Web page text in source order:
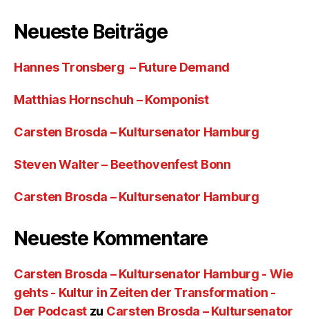
Neueste Beiträge
Hannes Tronsberg – Future Demand
Matthias Hornschuh – Komponist
Carsten Brosda – Kultursenator Hamburg
Steven Walter – Beethovenfest Bonn
Carsten Brosda – Kultursenator Hamburg
Neueste Kommentare
Carsten Brosda – Kultursenator Hamburg - Wie
gehts - Kultur in Zeiten der Transformation -
Der Podcast zu Carsten Brosda – Kultursenator